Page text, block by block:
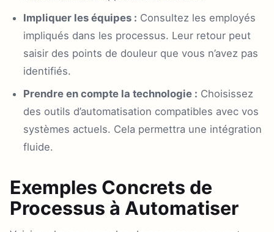
Impliquer les équipes : Consultez les employés
impliqués dans les processus. Leur retour peut
saisir des points de douleur que vous n’avez pas
identifiés.
Prendre en compte la technologie : Choisissez
des outils d’automatisation compatibles avec vos
systèmes actuels. Cela permettra une intégration
fluide.
Exemples Concrets de
Processus à Automatiser